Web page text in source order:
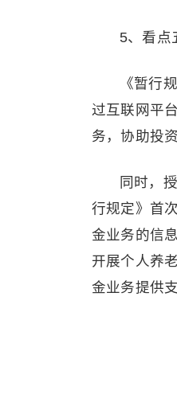
5、看点
《暂行
过互联网平
务，协助投
同时，
行规定》首
金业务的信
开展个人养
金业务提供